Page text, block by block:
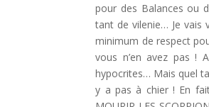
pour des Balances ou
tant de vilenie… Je vais
minimum de respect
vous n’en avez pas !
hypocrites… Mais quel
y a pas à chier ! En